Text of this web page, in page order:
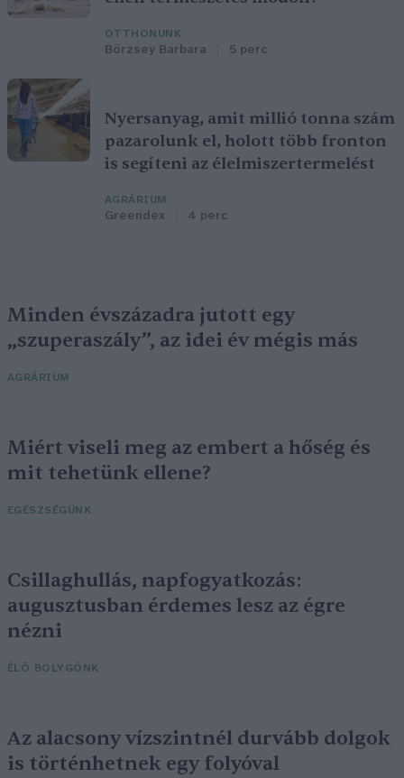
OTTHONUNK
Börzsey Barbara 5 perc
Nyersanyag, amit millió tonna szám
pazarolunk el, holott több fronton
is segíteni az élelmiszertermelést
AGRÁRIUM
Greendex 4 perc
Minden évszázadra jutott egy
„szuperaszály”, az idei év mégis más
AGRÁRIUM
Miért viseli meg az embert a hőség és
mit tehetünk ellene?
EGÉSZSÉGÜNK
Csillaghullás, napfogyatkozás:
augusztusban érdemes lesz az égre
nézni
ÉLŐ BOLYGÓNK
Az alacsony vízszintnél durvább dolgok
is történhetnek egy folyóval